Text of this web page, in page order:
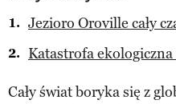
Jezioro Oroville cały
Katastrofa ekologiczna
Cały świat boryka się z